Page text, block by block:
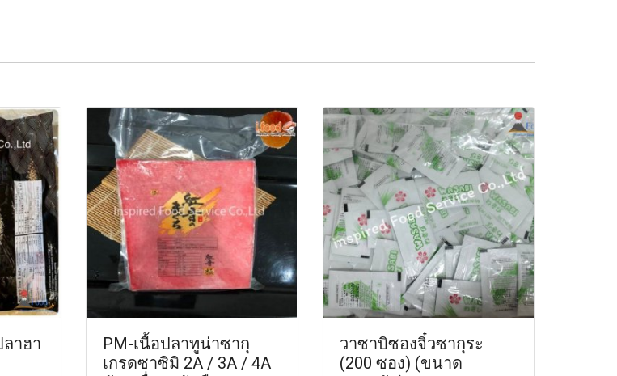
าฮา
PM-เนื้อปลาทูน่าซากุ
เกรดซาซิมิ 2A / 3A / 4A
วาซาบิซองจิ๋วซากุระ
(200 ซอง) (ขนาด